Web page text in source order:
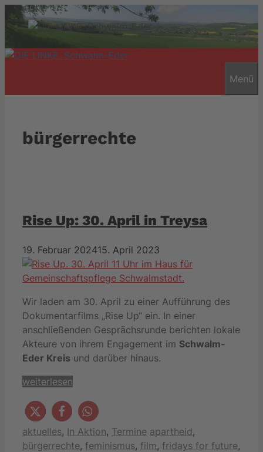
Zum
Inhalt
springen
Menü
bürgerrechte
Rise Up: 30. April in Treysa
19. Februar 202415. April 2023
Wir laden am 30. April zu einer Aufführung des
Dokumentarfilms „Rise Up“ ein. In einer
anschließenden Gesprächsrunde berichten lokale
Akteure von ihrem Engagement im Schwalm-
Eder Kreis und darüber hinaus.
weiterlesen
Kategorien
aktuelles, In Aktion, Termine Schlagwörter
apartheid,
bürgerrechte, feminismus, film, fridays for future,